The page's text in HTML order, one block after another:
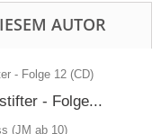
AUTOR
- Folge...